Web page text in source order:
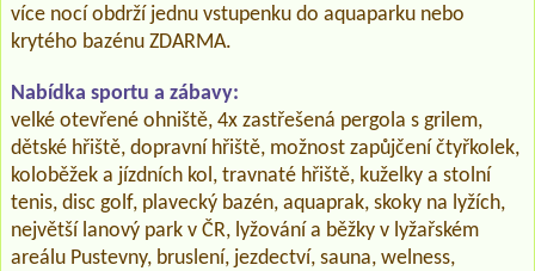
více nocí obdrží jednu vstupenku do aquaparku nebo
krytého bazénu ZDARMA.
Nabídka sportu a zábavy:
velké otevřené ohniště, 4x zastřešená pergola s grilem,
dětské hřiště, dopravní hřiště, možnost zapůjčení čtyřkolek,
koloběžek a jízdních kol, travnaté hřiště, kuželky a stolní
tenis, disc golf, plavecký bazén, aquaprak, skoky na lyžích,
největší lanový park v ČR, lyžování a běžky v lyžařském
areálu Pustevny, bruslení, jezdectví, sauna, welness,